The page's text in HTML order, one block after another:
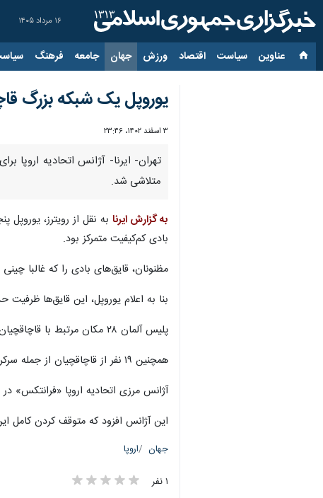
۱۶ مرداد ۱۴۰۵
عناوین‌ سیاست اقتصاد ورزش جهان جامعه فرهنگ
یوروپل یک شبکه بزرگ
۳ اسفند ۱۴۰۲، ۲۳:۴۶
تهران- ایرنا- آژانس اتحادیه اروپا
متلاشی شد.
به گزارش ایرنا به نقل از رویترز،
بادی کم‌کیفیت متمرکز بود.
مظنونان، قایق‌های بادی را که غالبا
بنا به اعلام یوروپل، این قایق‌ها ظرفیت حداکثر ۱۰ نفر را داشتند اما قاچاقچیان ۵۰ مهاجر را بر آنها سوار کرده و از هر نفر یک هزار تا سه هزار
پلیس آلمان ۲۸ مکان مرتبط با قاچاقچیان را بازرسی کرده و ۲۴ قایق بادی، مقادیر زیادی تجهیزات دریایی، ۶۰ وسیله الکترونیکی، سلاح و صدها هزار یورو پول نقد کشف و ضبط کرد.
همچنین ۱۹ نفر از قاچاقچیان از جمله سرکرده این گروه دستگیر شدند.
آژانس مرزی اتحادیه اروپا «فرانتکس» در ماه
این آژانس افزود که متوقف کردن کامل این روند غیرممکن است و
جهان اروپا
۱ نفر